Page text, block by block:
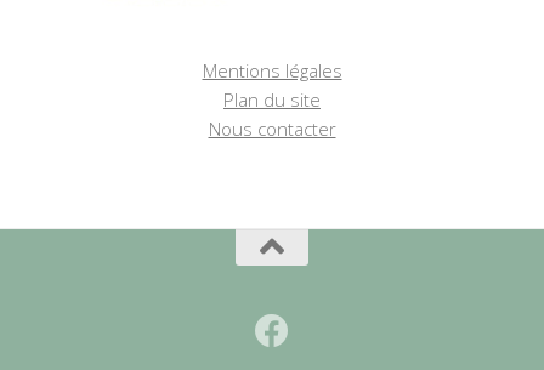
Mentions légales
Plan du site
Nous contacter